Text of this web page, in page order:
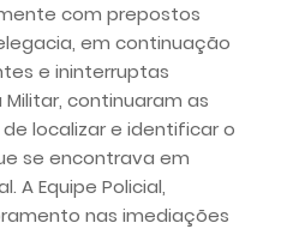
com prepostos
em continuação
e ininterruptas
continuaram as
localizar e identificar o
se encontrava em
A Equipe Policial,
nas imediações